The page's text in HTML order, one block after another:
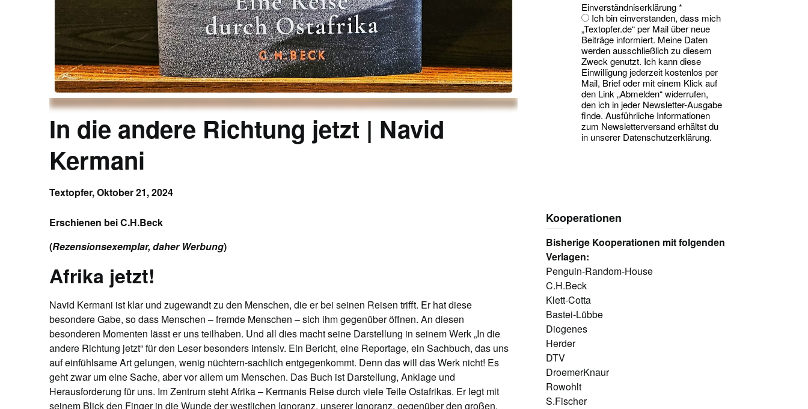
In die andere Richtung jetzt | Navid
Kermani
Textopfer,Oktober 21, 2024
Erschienen bei C.H.Beck
(Rezensionsexemplar, daher Werbung)
Afrika jetzt!
Navid Kermani ist klar und zugewandt zu den Menschen, die er bei seinen Reisen trifft. Er hat diese
besondere Gabe, so dass Menschen – fremde Menschen – sich ihm gegenüber öffnen. An diesen
besonderen Momenten lässt er uns teilhaben. Und all dies macht seine Darstellung in seinem Werk „In die
andere Richtung jetzt“ für den Leser besonders intensiv. Ein Bericht, eine Reportage, ein Sachbuch, das uns
auf einfühlsame Art gelungen, wenig nüchtern-sachlich entgegenkommt. Denn das will das Werk nicht! Es
geht zwar um eine Sache, aber vor allem um Menschen. Das Buch ist Darstellung, Anklage und
Herausforderung für uns. Im Zentrum steht Afrika – Kermanis Reise durch viele Teile Ostafrikas. Er legt mit
seinem Blick den Finger in die Wunde der westlichen Ignoranz, unserer Ignoranz, gegenüber den großen.
Einverständniserklärung*
Ich bin einverstanden, dass mich
„Textopfer.de“ per Mail über neue
Beiträge informiert. Meine Daten
werden ausschließlich zu diesem
Zweck genutzt. Ich kann diese
Einwilligung jederzeit kostenlos per
Mail, Brief oder mit einem Klick auf
den Link „Abmelden“ widerrufen,
den ich in jeder Newsletter-Ausgabe
finde. Ausführliche Informationen
zum Newsletterversand erhältst du
in unserer Datenschutzerklärung.
Kooperationen
Bisherige Kooperationen mit folgenden
Verlagen:
Penguin-Random-House
C.H.Beck
Klett-Cotta
Bastei-Lübbe
Diogenes
Herder
DTV
DroemerKnaur
Rowohlt
S.Fischer